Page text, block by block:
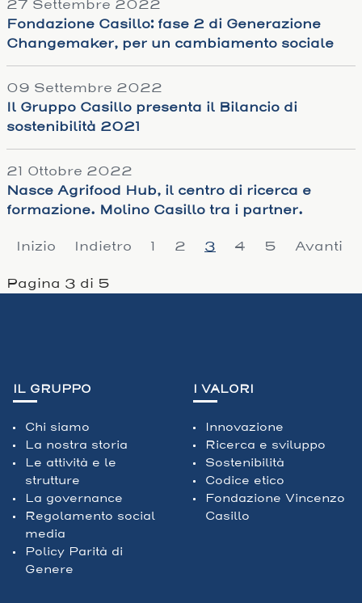
27 Settembre 2022
Fondazione Casillo: fase 2 di Generazione
Changemaker, per un cambiamento sociale
09 Settembre 2022
Il Gruppo Casillo presenta il Bilancio di
sostenibilità 2021
21 Ottobre 2022
Nasce Agrifood Hub, il centro di ricerca e
formazione. Molino Casillo tra i partner.
Inizio Indietro 1 2 3 4 5 Avanti
Pagina 3 di 5
IL GRUPPO
Chi siamo
La nostra storia
Le attività e le
strutture
La governance
Regolamento social
media
Policy Parità di
Genere
I VALORI
Innovazione
Ricerca e sviluppo
Sostenibilità
Codice etico
Fondazione Vincenzo
Casillo